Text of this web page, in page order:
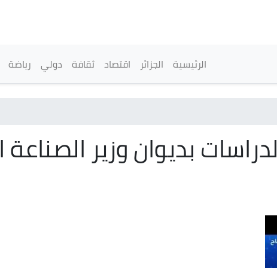
القائمة الرئيسية
الرئيسية الجزائر اقتصاد ثقافة دولي رياضة
بديوان وزير